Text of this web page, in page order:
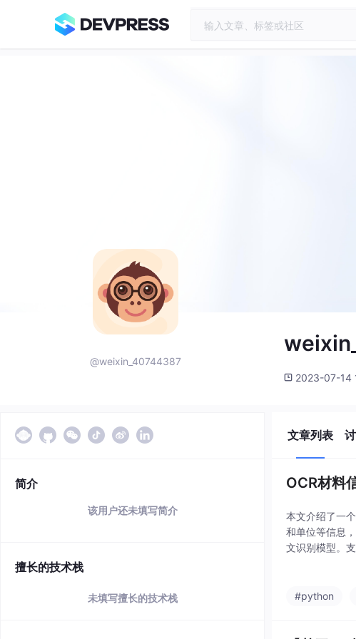
@weixin_40744387
2023-07-14
简介
该用户还未填写简介
擅长的技术栈
未填写擅长的技术栈
文章列表
OCR材料
本文介绍了一
和单位等信息
文识别模型。
#python